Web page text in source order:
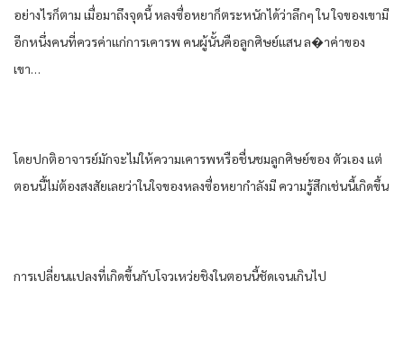
อย่างไรก็ตาม เมื่อมาถึงจุดนี้ หลงซื่อหยาก็ตระหนักได้ว่าลึกๆ ใน ใจของเขามี
อีกหนึ่งคนที่ควรค่าแก่การเคารพ คนผู้นั้นคือลูกศิษย์แสน ล�าค่าของ
เขา…
โดยปกติอาจารย์มักจะไม่ให้ความเคารพหรือชื่นชมลูกศิษย์ของ ตัวเอง แต่
ตอนนี้ไม่ต้องสงสัยเลยว่าในใจของหลงซื่อหยากําลังมี ความรู้สึกเช่นนี้เกิดขึ้น
การเปลี่ยนแปลงที่เกิดขึ้นกับโจวเหว่ยชิงในตอนนี้ชัดเจนเกินไป